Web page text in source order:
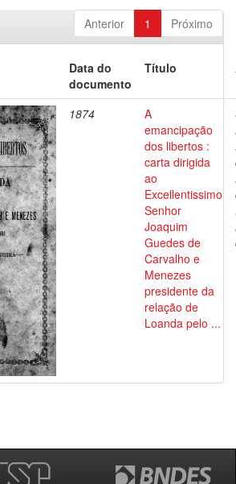
Anterior 1 Próximo
Data do
documento
Título
1874
A
emancipação
dos libertos :
carta dirigida
ao
Excellentissimo
Senhor
Joaquim
Guedes de
Carvalho e
Menezes
presidente da
relação de
Loanda pelo ...